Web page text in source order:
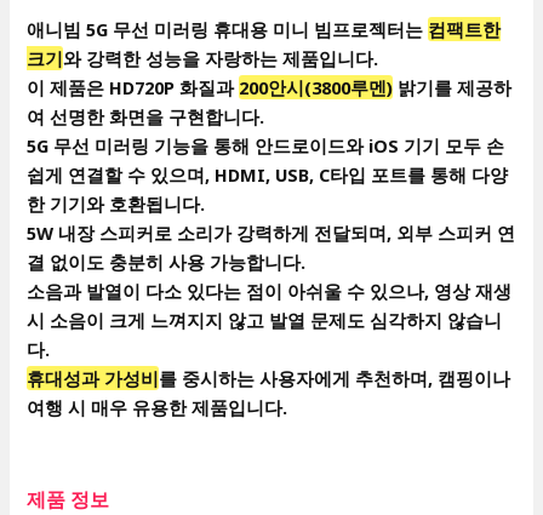
애니빔 5G 무선 미러링 휴대용 미니 빔프로젝터는 컴팩트한
크기와 강력한 성능을 자랑하는 제품입니다.
이 제품은 HD720P 화질과 200안시(3800루멘) 밝기를 제공하
여 선명한 화면을 구현합니다.
5G 무선 미러링 기능을 통해 안드로이드와 iOS 기기 모두 손
쉽게 연결할 수 있으며, HDMI, USB, C타입 포트를 통해 다양
한 기기와 호환됩니다.
5W 내장 스피커로 소리가 강력하게 전달되며, 외부 스피커 연
결 없이도 충분히 사용 가능합니다.
소음과 발열이 다소 있다는 점이 아쉬울 수 있으나, 영상 재생
시 소음이 크게 느껴지지 않고 발열 문제도 심각하지 않습니
다.
휴대성과 가성비를 중시하는 사용자에게 추천하며, 캠핑이나
여행 시 매우 유용한 제품입니다.
제품 정보